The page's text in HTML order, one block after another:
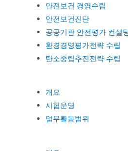
안전보건 경영수립
안전보건진단
공공기관 안전평가 컨설
환경경영평가전략 수립
탄소중립추진전략 수립
개요
시험운영
업무활동범위